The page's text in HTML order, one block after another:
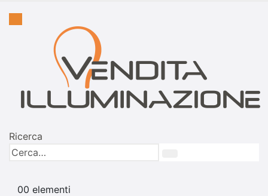
Ricerca
00 elementi